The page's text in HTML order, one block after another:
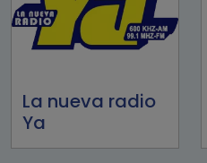
La nueva radio
Ya